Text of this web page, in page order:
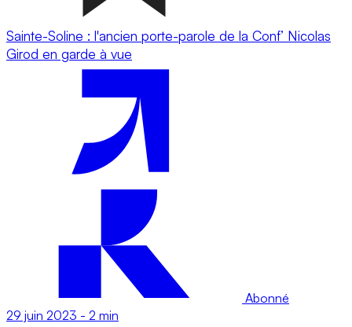
Sainte-Soline : l'ancien porte-parole de la Conf’ Nicolas
Girod en garde à vue
Abonné
29 juin 2023 - 2 min